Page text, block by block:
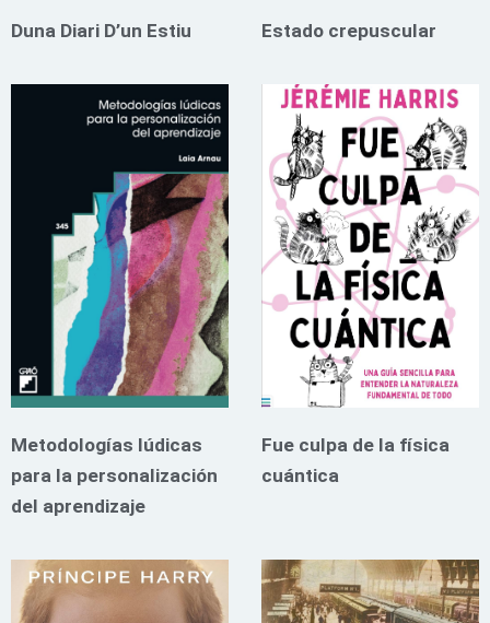
Duna Diari D’un Estiu Estado crepuscular
Metodologías lúdicas
para la personalización
del aprendizaje
Fue culpa de la física
cuántica